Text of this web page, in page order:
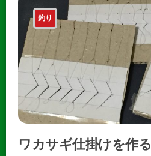
釣り
ワカサギ仕掛けを作る